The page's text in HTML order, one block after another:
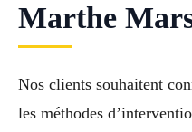
Marthe
Nos clients souhaitent
les méthodes